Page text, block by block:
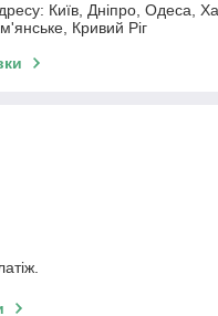
Київ, Дніпро, Одеса,
Кривий Ріг